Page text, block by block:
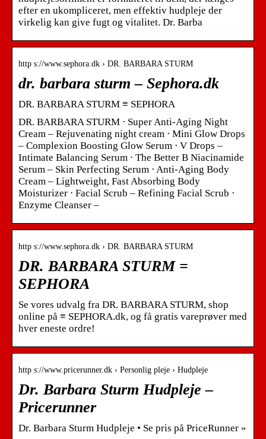
efter en ukompliceret, men effektiv hudpleje der
virkelig kan give fugt og vitalitet. Dr. Barba
http s://www.sephora.dk › DR. BARBARA STURM
dr. barbara sturm – Sephora.dk
DR. BARBARA STURM ≡ SEPHORA
DR. BARBARA STURM ⋅ Super Anti-Aging Night
Cream – Rejuvenating night cream ⋅ Mini Glow Drops
– Complexion Boosting Glow Serum ⋅ V Drops –
Intimate Balancing Serum ⋅ The Better B Niacinamide
Serum – Skin Perfecting Serum ⋅ Anti-Aging Body
Cream – Lightweight, Fast Absorbing Body
Moisturizer ⋅ Facial Scrub – Refining Facial Scrub ⋅
Enzyme Cleanser –
http s://www.sephora.dk › DR. BARBARA STURM
DR. BARBARA STURM =
SEPHORA
Se vores udvalg fra DR. BARBARA STURM, shop
online på ≡ SEPHORA.dk, og få gratis vareprøver med
hver eneste ordre!
http s://www.pricerunner.dk › Personlig pleje › Hudpleje
Dr. Barbara Sturm Hudpleje –
Pricerunner
Dr. Barbara Sturm Hudpleje • Se pris på PriceRunner »